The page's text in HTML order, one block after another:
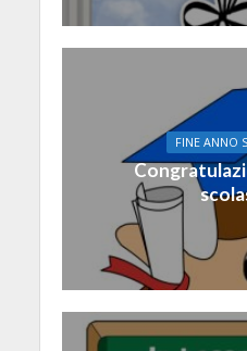
FINE ANNO